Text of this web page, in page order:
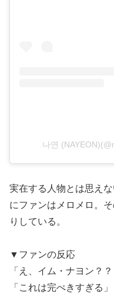
나연
実在する人物とは思え
にファンはメロメロ。
りしている。
▼ファンの反応
「え、イム・ナヨン？？
「これは完ぺきすぎる」